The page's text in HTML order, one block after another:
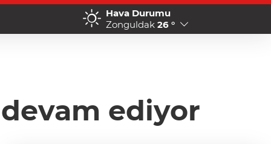
22:20 - Savaş Çiloğlu ve yönetimi Başkan
Hava Durumu
Zonguldak 26 °
devam ediyor